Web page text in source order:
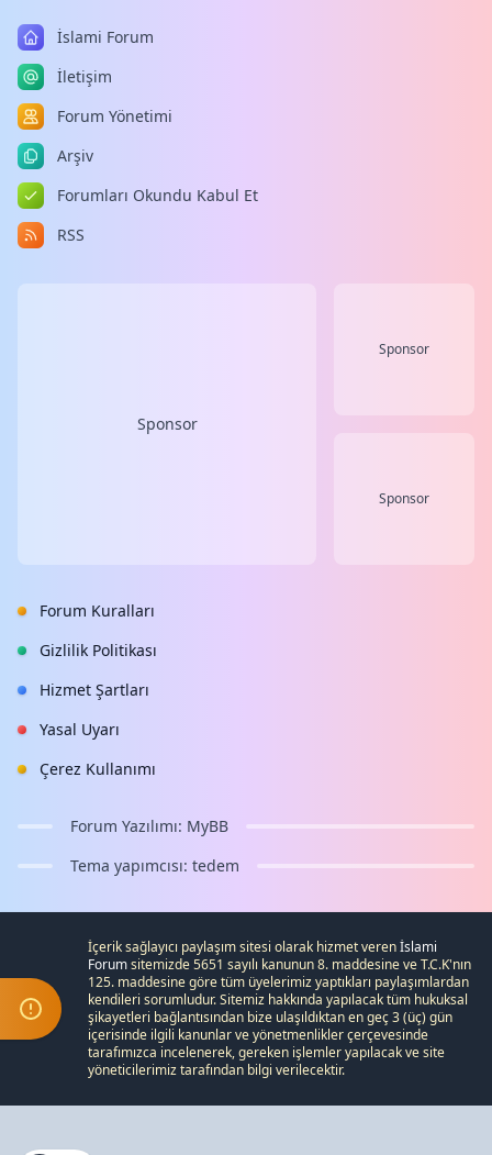
İslami Forum
İletişim
Forum Yönetimi
Arşiv
Forumları Okundu Kabul Et
RSS
Sponsor
Sponsor
Sponsor
Forum Kuralları
Gizlilik Politikası
Hizmet Şartları
Yasal Uyarı
Çerez Kullanımı
Forum Yazılımı: MyBB
Tema yapımcısı: tedem
İçerik sağlayıcı paylaşım sitesi olarak hizmet verenİslami
Forumsitemizde 5651 sayılı kanunun 8. maddesine veT.C.K'nın
125. maddesine göre tüm üyelerimiz yaptıkları paylaşımlardan
kendileri sorumludur. Sitemiz hakkında yapılacak tüm hukuksal
şikayetleri bağlantısından bize ulaşıldıktan en geç 3 (üç) gün
içerisinde ilgili kanunlar ve yönetmenlikler çerçevesinde
tarafımızca incelenerek, gereken işlemler yapılacak ve site
yöneticilerimiz tarafından bilgi verilecektir.